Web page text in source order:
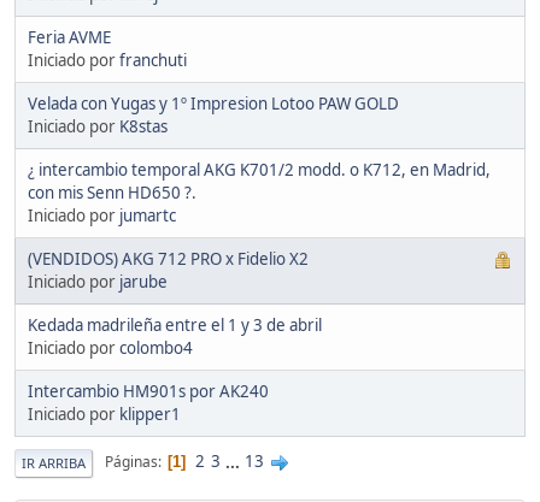
Feria AVME
Iniciado porfranchuti
Velada con Yugas y 1º Impresion Lotoo PAW GOLD
Iniciado por K8stas
¿ intercambio temporal AKG K701/2 modd. o K712, en Madrid,
con mis Senn HD650 ?.
Iniciado por jumartc
(VENDIDOS) AKG 712 PRO x Fidelio X2
Iniciado por jarube
Kedada madrileña entre el 1 y 3 de abril
Iniciado porcolombo4
Intercambio HM901s por AK240
Iniciado por klipper1
IR ARRIBA Páginas 1 2 3 ... 13